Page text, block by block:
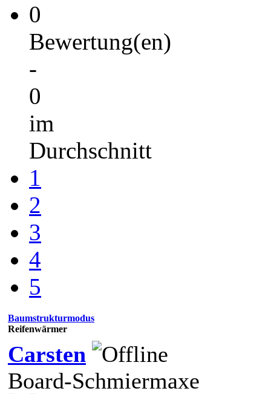
0
Bewertung(en)
-
0
im
Durchschnitt
1
2
3
4
5
Baumstrukturmodus
Reifenwärmer
Carsten
Board-Schmiermaxe